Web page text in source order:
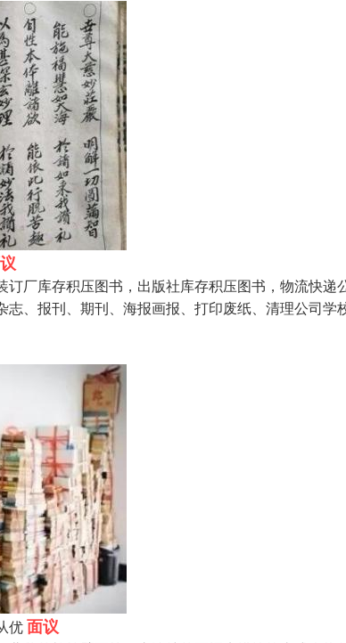
厂库存积压图书，出版社库存积压图书，物流快
、报刊、期刊、海报画报、打印废纸、清理公司学
优面议